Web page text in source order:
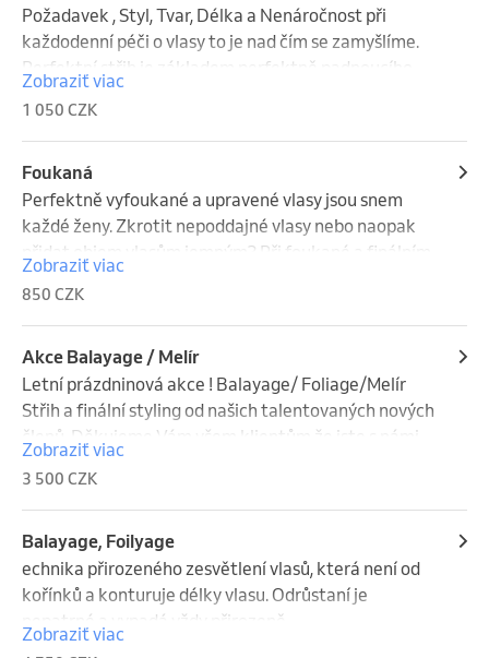
poradíme a nikdy nezapomínáme na příjemnou
masáž hlavy a rychle objednání. Nezapomínáme
také na Vaše vousy a obočí.
Strojek - 350 Kč
Požadavek , Styl, Tvar, Délka a Nenáročnost při
každodenní péči o vlasy to je nad čím se zamyšlíme.
Perfektní střih je základem perfektně padnoucího
účesu, který navíc vypadá dobře i několik týdnů a bez
komplikovaného stylingu. Ne nadarmo se říká že
vlasy jsou koruna krásy každé ženy. Pokud se
domluvíme na jednom centimetrů ustřihneme jen
jeden centimetr. Nasloucháme Vám.
Krátké 1.050 Kč
Střední 1.250 Kč
Dlouhé 1.450 Kč
Dívčí do 10 let - 750 Kč
Zobraziť viac
1 050 CZK
Foukaná
Perfektně vyfoukané a upravené vlasy jsou snem
každé ženy. Zkrotit nepoddajné vlasy nebo naopak
přidat objem vlasům jemným? Při foukané a finálním
stylingu používáme přípravky od MoroccanOil, které
jsou maximálně šetrné k vlasům a neubírají jim na
lesku a hydrataci. Užijte si ten pocit když odchází ze
salonu s perfektně vyfoukanými vlasy které jsou
lesklé a hebké na dotek.
Zobraziť viac
850 CZK
Akce Balayage / Melír
Letní prázdninová akce ! Balayage/ Foliage/Melír
Střih a finální styling od našich talentovaných nových
členů. Děkujeme Vám všem klientům že jste s námi
při výchově nových talentů a členů M Salon rodiny. ❤️
fotky prací těchto kadeřníků najdete v Bio pod
jménem. Využijte tuhle akci je pár omezených míst.
Zobraziť viac
3 500 CZK
Balayage, Foilyage
echnika přirozeného zesvětlení vlasů, která není od
kořínků a konturuje délky vlasu. Odrůstaní je
nepatrné a vypadá vždy přirozeně.
Zobraziť viac